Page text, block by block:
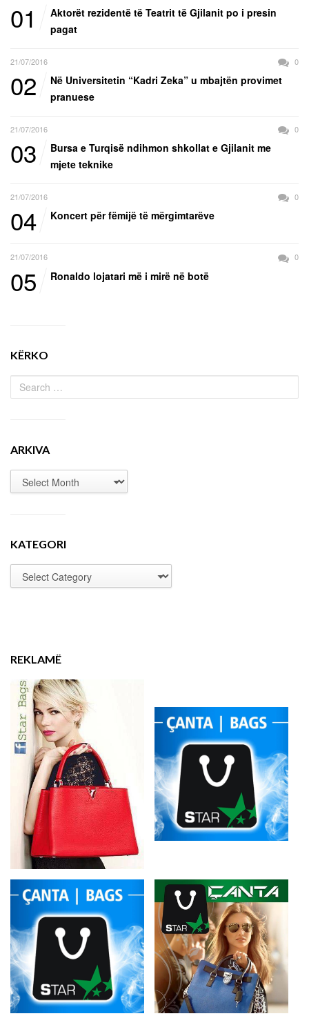
01
Aktorët rezidentë të Teatrit të Gjilanit po i presin
pagat
21/07/2016 0
02
Në Universitetin “Kadri Zeka” u mbajtën provimet
pranuese
21/07/2016 0
03
Bursa e Turqisë ndihmon shkollat e Gjilanit me
mjete teknike
21/07/2016 0
04 Koncert për fëmijë të mërgimtarëve
21/07/2016 0
05 Ronaldo lojatari më i mirë në botë
KËRKO
ARKIVA
KATEGORI
REKLAMË